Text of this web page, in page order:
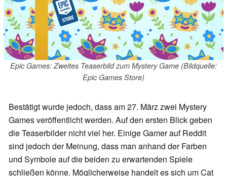
Epic Games: Zweites Teaserbild zum Mystery Game (Bildquelle:
Epic Games Store)
Bestätigt wurde jedoch, dass am 27. März zwei Mystery
Games veröffentlicht werden. Auf den ersten Blick geben
die Teaserbilder nicht viel her. Einige Gamer auf Reddit
sind jedoch der Meinung, dass man anhand der Farben
und Symbole auf die beiden zu erwartenden Spiele
schließen könne. Möglicherweise handelt es sich um Cat